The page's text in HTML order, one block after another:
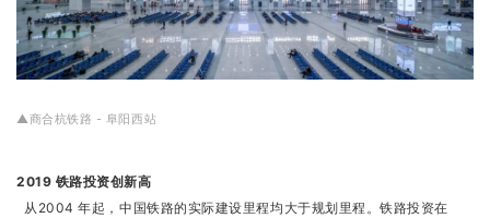
▲商合杭铁路 - 阜阳西站
2019 铁路投资创新高
从2004 年起，中国铁路的实际建设里程均大于规划里程。铁路投资在